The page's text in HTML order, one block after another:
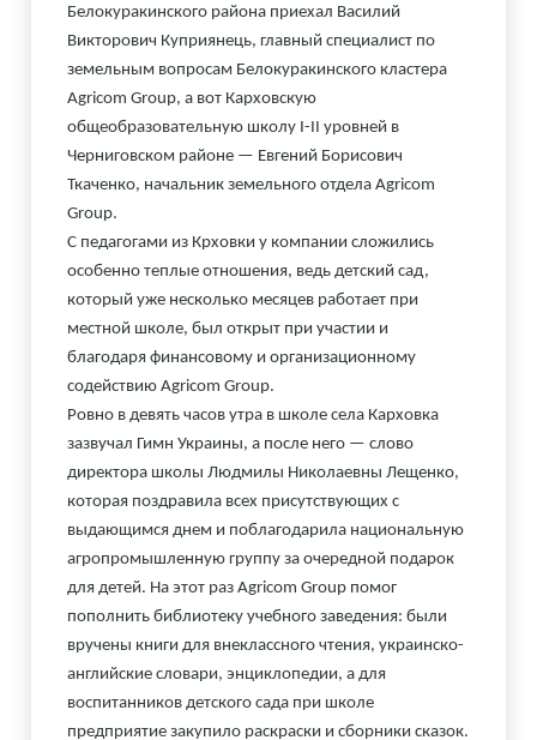
Белокуракинского района приехал Василий
Викторович Куприянець, главный специалист по
земельным вопросам Белокуракинского кластера
Agricom Group, а вот Карховскую
общеобразовательную школу I-II уровней в
Черниговском районе — Евгений Борисович
Ткаченко, начальник земельного отдела Agricom
Group.
С педагогами из Крховки у компании сложились
особенно теплые отношения, ведь детский сад,
который уже несколько месяцев работает при
местной школе, был открыт при участии и
благодаря финансовому и организационному
содействию Agricom Group.
Ровно в девять часов утра в школе села Карховка
зазвучал Гимн Украины, а после него — слово
директора школы Людмилы Николаевны Лещенко,
которая поздравила всех присутствующих с
выдающимся днем ​​и поблагодарила национальную
агропромышленную группу за очередной подарок
для детей. На этот раз Agricom Group помог
пополнить библиотеку учебного заведения: были
вручены книги для внеклассного чтения, украинско-
английские словари, энциклопедии, а для
воспитанников детского сада при школе
предприятие закупило раскраски и сборники сказок.